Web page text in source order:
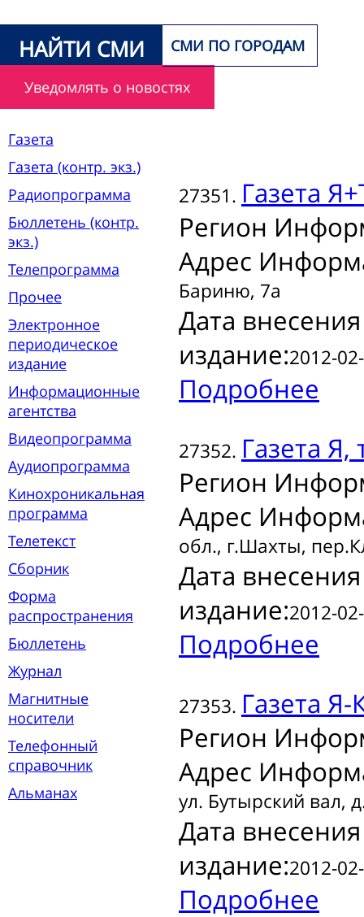
НАЙТИ СМИ СМИ ПО ГОРОДАМ
Уведомлять о новостях
Газета
Газета (контр. экз.)
Радиопрограмма
Бюллетень (контр.
экз.)
Телепрограмма
Прочее
Электронное
периодическое
издание
Информационные
агентства
Видеопрограмма
Аудиопрограмма
Кинохроникальная
программа
Телетекст
Сборник
Форма
распространения
Бюллетень
Журнал
Магнитные
носители
Телефонный
справочник
Альманах
27351. Газета
Регион
Адрес
Бариню, 7а
Дата
издание:2012-
Подробнее
27352. Газета Я,
Регион
Адрес
обл., г.Шахты,
Дата
издание:2012-
Подробнее
27353. Газета Я-
Регион
Адрес
ул. Бутырский вал,
Дата
издание:2012-
Подробнее